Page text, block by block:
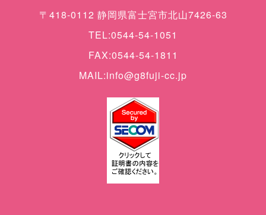
〒418-0112 静岡県富士宮市北山7426-63
TEL:0544-54-1051
FAX:0544-54-1811
MAIL:info@g8fuji-cc.jp